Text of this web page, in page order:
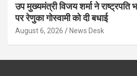
उप मुख्यमंत्री विजय शर्मा ने
पर रेणुका गोस्वामी को दी बधाई
August 6, 2026 News Desk